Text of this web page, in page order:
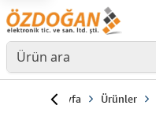
Anasayfa Ürünler